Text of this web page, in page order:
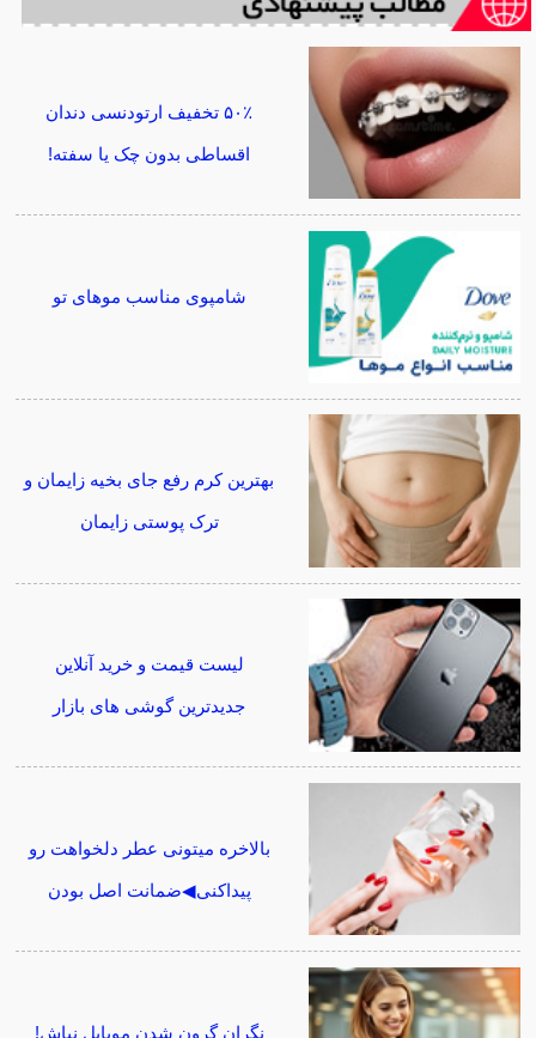
۵۰٪ تخفیف ارتودنسی دندان
اقساطی بدون چک یا سفته!
شامپوی مناسب موهای تو
بهترین کرم رفع جای بخیه زایمان و
ترک پوستی زایمان
لیست قیمت و خرید آنلاین
جدیدترین گوشی های بازار
بالاخره میتونی عطر دلخواهت رو
پیداکنی◀ضمانت اصل بودن
نگران گرون شدن موبایل نباش!